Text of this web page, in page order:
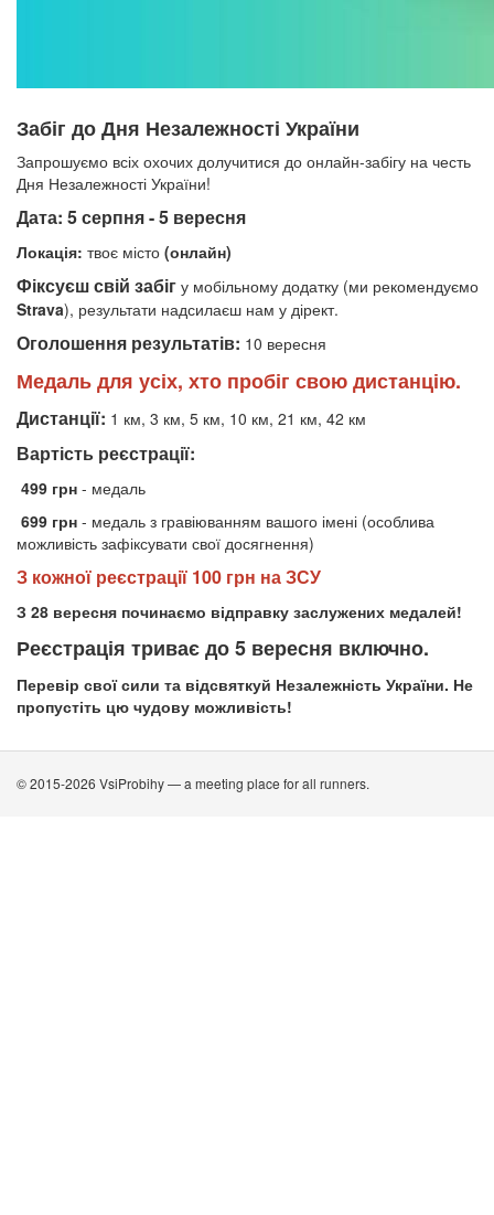
Забіг до Дня Незалежності України
Запрошуємо всіх охочих долучитися до онлайн-забігу на честь
Дня Незалежності України!
Дата: 5 серпня - 5 вересня
Локація: твоє місто (онлайн)
Фіксуєш свій забіг у мобільному додатку (ми рекомендуємо
Strava), результати надсилаєш нам у дірект.
Оголошення результатів: 10 вересня
Медаль для усіх, хто пробіг свою дистанцію.
Дистанції: 1 км, 3 км, 5 км, 10 км, 21 км, 42 км
Вартість реєстрації:
499 грн - медаль
699 грн - медаль з гравіюванням вашого імені (особлива
можливість зафіксувати свої досягнення)
З кожної реєстрації 100 грн на ЗСУ
З 28 вересня починаємо відправку заслужених медалей!
Реєстрація триває до 5 вересня включно.
Перевір свої сили та відсвяткуй Незалежність України. Не
пропустіть цю чудову можливість!
© 2015-2026 VsiProbihy — a meeting place for all runners.